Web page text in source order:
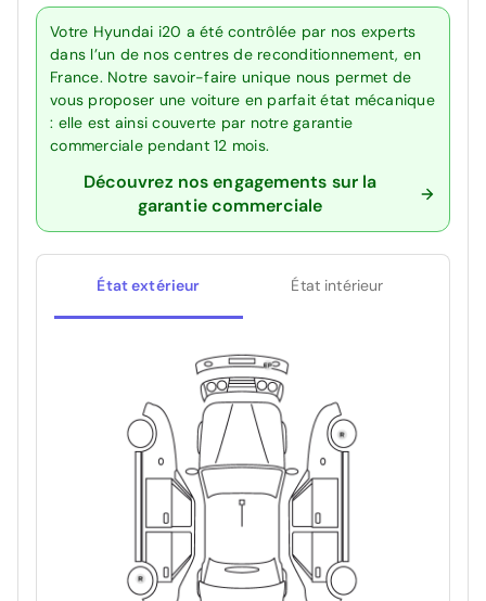
Votre Hyundai i20 a été contrôlée par nos experts
dans l’un de nos centres de reconditionnement, en
France. Notre savoir-faire unique nous permet de
vous proposer une voiture en parfait état mécanique
: elle est ainsi couverte par notre garantie
commerciale pendant 12 mois.
Découvrez nos engagements sur la
garantie commerciale
État extérieur État intérieur